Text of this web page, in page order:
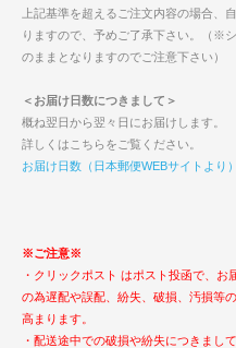
上記基準を超えるご注文内容の場合、
りますので、予めご了承下さい。（※
のままとなりますのでご注意下さい）
＜お届け日数につきまして＞
概ね翌日から翌々日にお届けします。
詳しくはこちらをご覧ください。
お届け日数（日本郵便WEBサイトより）
※ご注意※
・クリックポスト はポスト投函で、
の為遅配や誤配、紛失、破損、汚損等
高まります。
・配送途中での破損や紛失につきまし